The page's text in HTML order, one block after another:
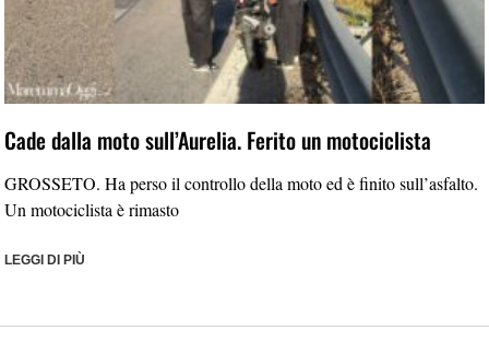
Cade dalla moto sull’Aurelia. Ferito un motociclista
GROSSETO. Ha perso il controllo della moto ed è finito sull’asfalto.
Un motociclista è rimasto
LEGGI DI PIÙ